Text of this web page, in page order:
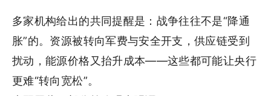
多家机构给出的共同提醒是：战争往往不是“降通
胀”的。资源被转向军费与安全开支，供应链受到
扰动，能源价格又抬升成本——这些都可能让央行
更难“转向宽松”。